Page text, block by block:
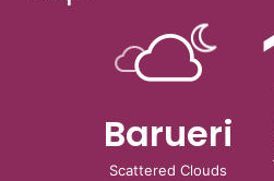
Barueri
Scattered Clouds